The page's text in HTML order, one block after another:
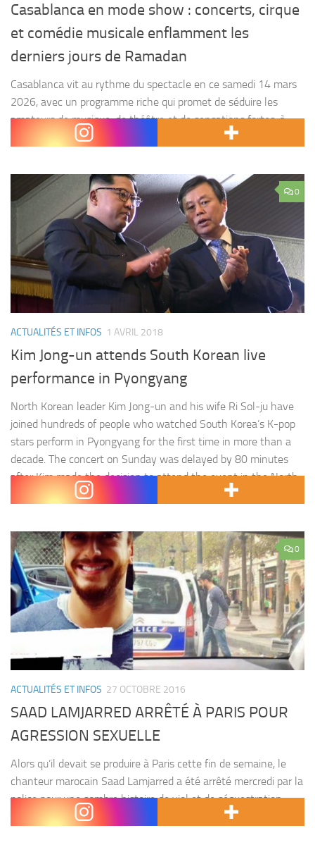
Casablanca en mode show : concerts, cirque
et comédie musicale enflamment les
derniers jours de Ramadan
Casablanca vit au rythme du spectacle en ce samedi 14 mars
2026, avec un programme riche qui promet de séduire les
amateurs de musique, de théâtre et de sensations fortes, à
l’occasion des derniers...
0
ACTUALITÉS ET INFOS 1 AVRIL 2018
Kim Jong-un attends South Korean live
performance in Pyongyang
North Korean leader Kim Jong-un and his wife Ri Sol-ju have
joined hundreds of people who watched South Korea’s K-pop
stars perform in Pyongyang for the first time in more than a
decade. The concert on Sunday was delayed by 80 minutes
after Kim made the decision to attend the event in the North
Korean…
0
ACTUALITÉS ET INFOS 27 OCTOBRE 2016
SAAD LAMJARRED ARRÊTÉ À PARIS POUR
AGRESSION SEXUELLE
Alors qu’il devait se produire à Paris cette fin de semaine, le
chanteur marocain Saad Lamjarred a été arrêté mercredi par la
police pour une sombre histoire de viol et de séquestration.
D’après des...